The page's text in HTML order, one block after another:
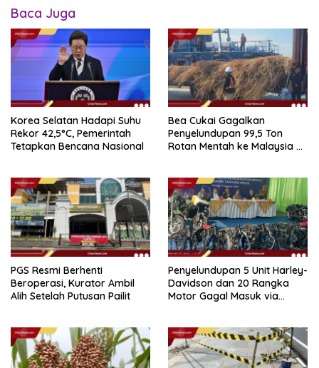
Baca Juga
Korea Selatan Hadapi Suhu
Rekor 42,5°C, Pemerintah
Tetapkan Bencana Nasional
Bea Cukai Gagalkan
Penyelundupan 99,5 Ton
Rotan Mentah ke Malaysia di
PGS Resmi Berhenti
Beroperasi, Kurator Ambil
Alih Setelah Putusan Pailit
Penyelundupan 5 Unit Harley-
Davidson dan 20 Rangka
Motor Gagal Masuk via